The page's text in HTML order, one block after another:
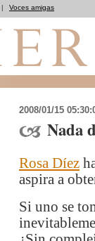
| Voces amigas
2008/01/15
Nada
Rosa Díez
aspira a
Si uno se